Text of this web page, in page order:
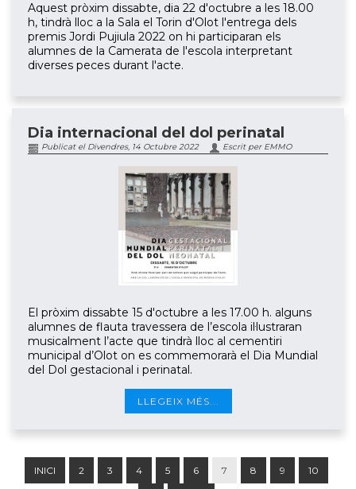
Aquest pròxim dissabte, dia 22 d'octubre a les 18.00
h, tindrà lloc a la Sala el Torin d'Olot l'entrega dels
premis Jordi Pujiula 2022 on hi participaran els
alumnes de la Camerata de l'escola interpretant
diverses peces durant l'acte.
Dia internacional del dol perinatal
Publicat el Divendres, 14 Octubre 2022 Escrit per EMMO
El pròxim dissabte 15 d'octubre a les 17.00 h. alguns
alumnes de flauta travessera de l’escola il·lustraran
musicalment l’acte que tindrà lloc al cementiri
municipal d’Olot on es commemorarà el Dia Mundial
del Dol gestacional i perinatal.
LLEGEIX MÉS...
INICI 2 3 4 5 6 7 8 9 10